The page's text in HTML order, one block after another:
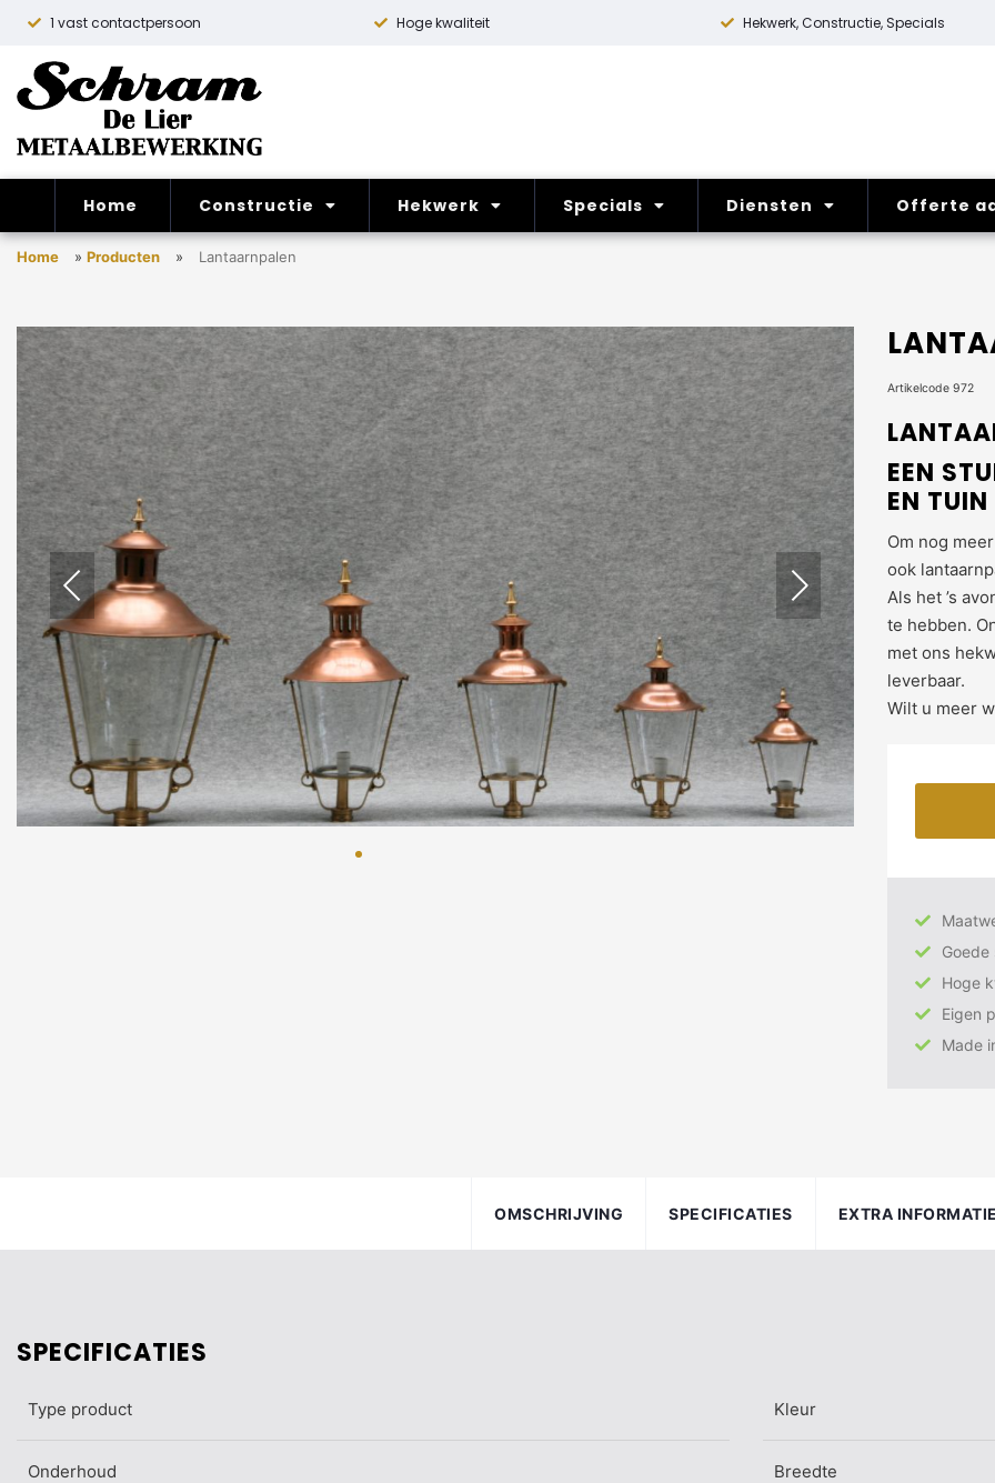
1 vast contactpersoon Hoge kwaliteit Hekwerk, Constructie, Specials
Home Constructie Hekwerk Specials Diensten Offerte
Home » Producten » Lantaarnpalen
Artikelcode 972
EEN
EN TUIN
Om nog
ook
Als het ’s
te hebben.
met ons
leverbaar.
Wilt u meer
Hoge
Eigen
Made
OMSCHRIJVING SPECIFICATIES EXTRA INFORMATIE
SPECIFICATIES
Type product Kleur
Onderhoud Breedte